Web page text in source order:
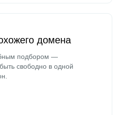
домена
подбором —
свободно в одной